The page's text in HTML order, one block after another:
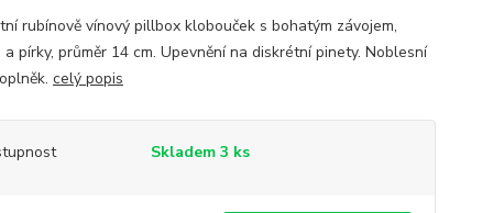
rubínově vínový pillbox klobouček s bohatým závojem,
a pírky, průměr 14 cm. Upevnění na diskrétní pinety. Noblesní
celý popis
Skladem 3 ks